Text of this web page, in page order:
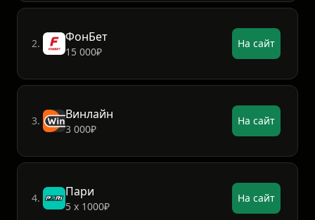
2. ФонБет
15 000₽
На сайт
3. Винлайн
3 000₽
На сайт
4. Пари
5 х 1000₽
На сайт